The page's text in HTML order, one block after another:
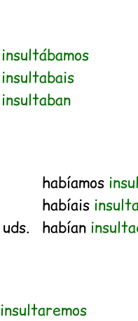
insultábamos
insultabais
insultaban
habíamos
habíais
habían
insultaremos